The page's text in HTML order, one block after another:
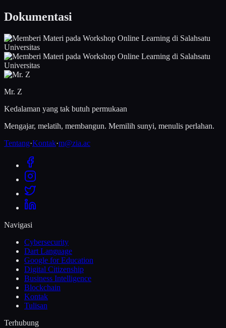
Dokumentasi
Mr. Z
Kedalaman yang tak butuh permukaan
Mengajar, melatih, membangun. Memilih sunyi, menulis perlahan.
Tentang·Kontak·m@zia.ac
Navigasi
Cybersecurity
Dart Language
Google for Education
Digital Citizenship
Business Intelligence
Blockchain
Kontak
Tulisan
Terhubung